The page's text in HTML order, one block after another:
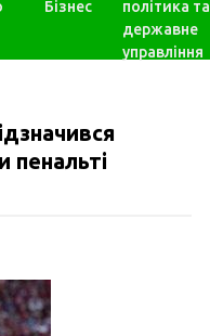
Бізнес
політика та
державне
управління
пенальті